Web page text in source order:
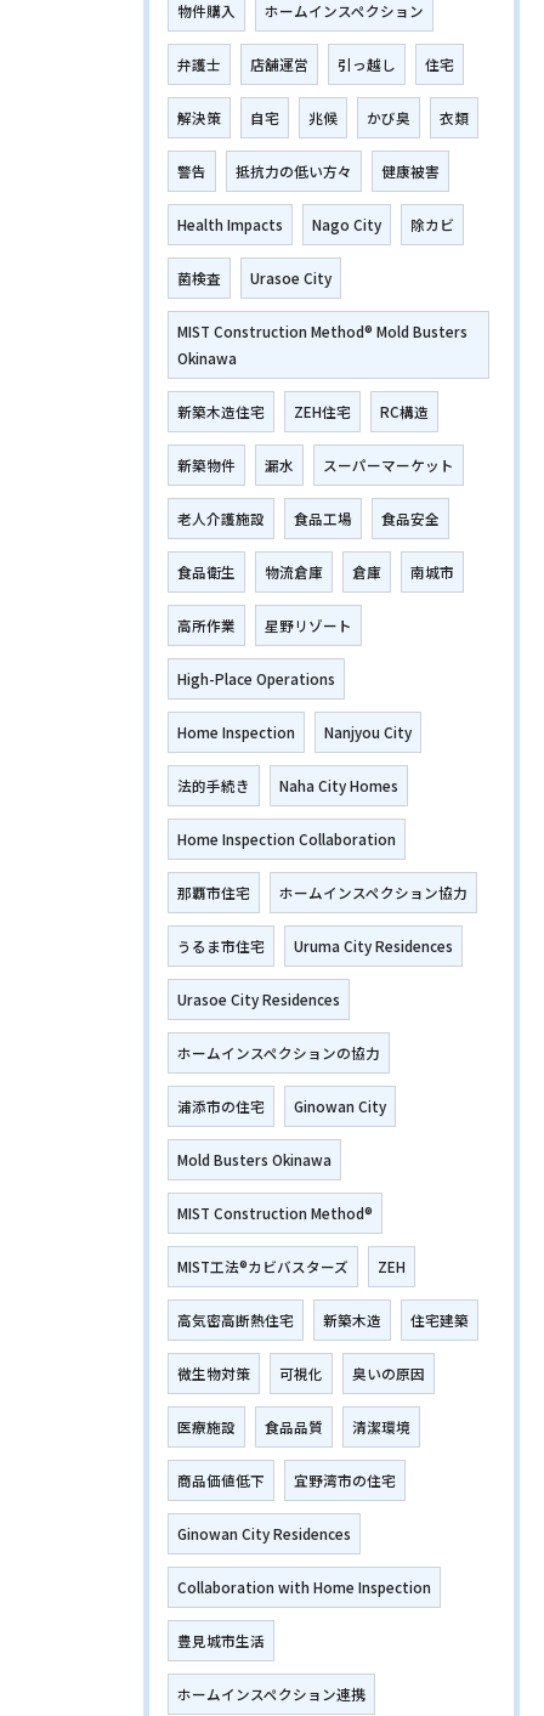
物件購入 ホームインスペクション
弁護士 店舗運営 引っ越し 住宅
解決策 自宅 兆候 かび臭 衣類
警告 抵抗力の低い方々 健康被害
Health Impacts Nago City 除カビ
菌検査 Urasoe City
MIST Construction Method® Mold Busters
Okinawa
新築木造住宅 ZEH住宅 RC構造
新築物件 漏水 スーパーマーケット
老人介護施設 食品工場 食品安全
食品衛生 物流倉庫 倉庫 南城市
高所作業 星野リゾート
High-Place Operations
Home Inspection Nanjyou City
法的手続き Naha City Homes
Home Inspection Collaboration
那覇市住宅 ホームインスペクション協力
うるま市住宅 Uruma City Residences
Urasoe City Residences
ホームインスペクションの協力
浦添市の住宅 Ginowan City
Mold Busters Okinawa
MIST Construction Method®
MIST工法®カビバスターズ ZEH
高気密高断熱住宅 新築木造 住宅建築
微生物対策 可視化 臭いの原因
医療施設 食品品質 清潔環境
商品価値低下 宜野湾市の住宅
Ginowan City Residences
Collaboration with Home Inspection
豊見城市生活
ホームインスペクション連携